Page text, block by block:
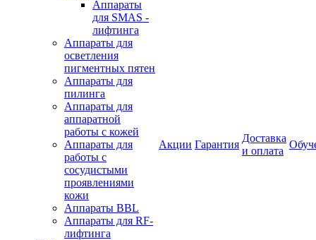
Аппараты
для SMAS -
лифтинга
Аппараты для
осветления
пигментных пятен
Аппараты для
пилинга
Аппараты для
аппаратной
работы с кожей
Аппараты для
работы с
сосудистыми
проявлениями
кожи
Аппараты BBL
Аппараты для RF-
лифтинга
Акции Гарантия
Доставка
и оплата